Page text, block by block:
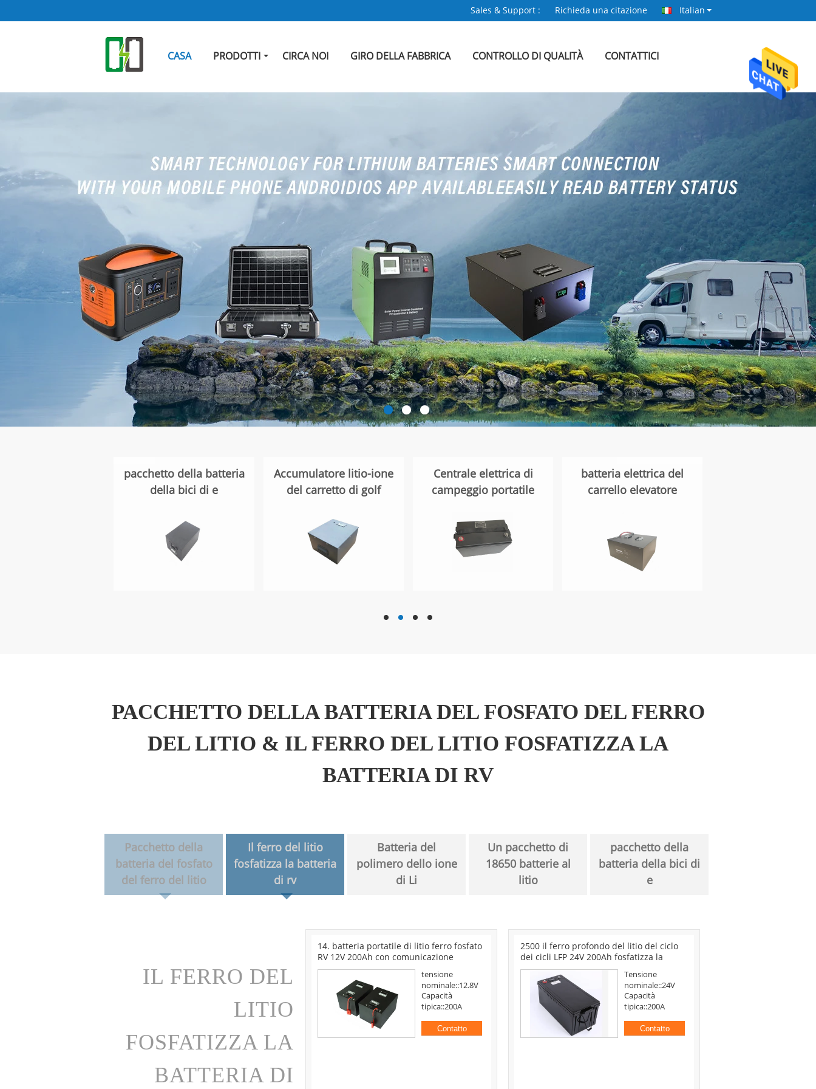
Sales & Support : Richieda una citazione Italian
CASA PRODOTTI CIRCA NOI GIRO DELLA FABBRICA CONTROLLO DI QUALITÀ CONTATTICI
pacchetto della batteria
della bici di e
Accumulatore litio-ione
del carretto di golf
Centrale elettrica di
campeggio portatile
batteria elettrica del
carrello elevatore
hd hd hd hd
PACCHETTO DELLA BATTERIA DEL FOSFATO DEL FERRO
DEL LITIO & IL FERRO DEL LITIO FOSFATIZZA LA
BATTERIA DI RV
Pacchetto della
batteria del fosfato
del ferro del litio
Il ferro del litio
fosfatizza la batteria
di rv
Batteria del
polimero dello ione
di Li
Un pacchetto di
18650 batterie al
litio
pacchetto della
batteria della bici di
e
BATTERIA DEL
POLIMERO
DELLO IONE DI
LI
104050 Li Ion Polymer Battery 3.7V
2500mAh 9.25Wh per il guanto riscaldato
Tensione
nominale::3.7V
Max Charge
Current:::1250mah
litio Ion Polymer Rechargeable Battery di
3.7V 50Ah Li Ion Polymer Battery 3A
Tensione
nominale::3.7V
Capacità
tipica::50A